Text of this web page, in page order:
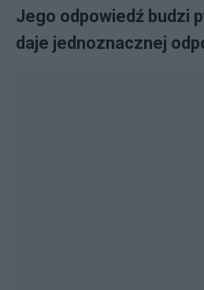
Jego odpowiedź budzi
daje jednoznacznej